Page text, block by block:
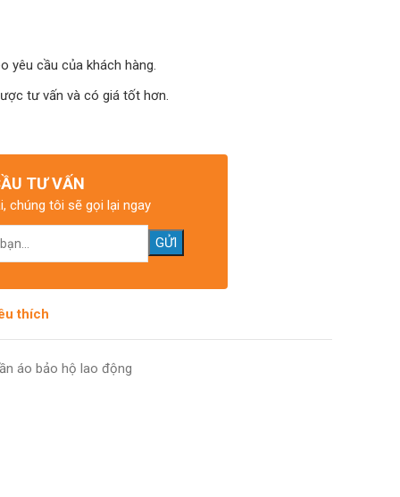
yêu cầu của khách hàng.
tư vấn và có giá tốt hơn.
TƯ VẤN
chúng tôi sẽ gọi lại ngay
thích
áo bảo hộ lao động